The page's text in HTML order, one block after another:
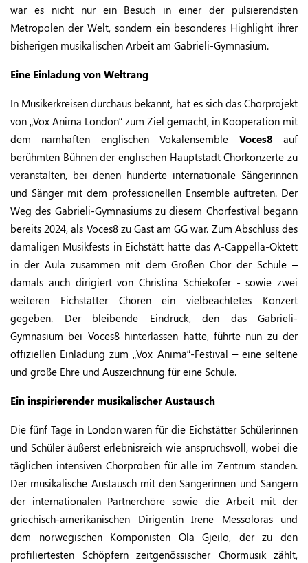
war es nicht nur ein Besuch in einer der pulsierendsten
Metropolen der Welt, sondern ein besonderes Highlight ihrer
bisherigen musikalischen Arbeit am Gabrieli-Gymnasium.
Eine Einladung von Weltrang
In Musikerkreisen durchaus bekannt, hat es sich das Chorprojekt
von „Vox Anima London“ zum Ziel gemacht, in Kooperation mit
dem namhaften englischen Vokalensemble Voces8 auf
berühmten Bühnen der englischen Hauptstadt Chorkonzerte zu
veranstalten, bei denen hunderte internationale Sängerinnen
und Sänger mit dem professionellen Ensemble auftreten. Der
Weg des Gabrieli-Gymnasiums zu diesem Chorfestival begann
bereits 2024, als Voces8 zu Gast am GG war. Zum Abschluss des
damaligen Musikfests in Eichstätt hatte das A-Cappella-Oktett
in der Aula zusammen mit dem Großen Chor der Schule –
damals auch dirigiert von Christina Schiekofer - sowie zwei
weiteren Eichstätter Chören ein vielbeachtetes Konzert
gegeben. Der bleibende Eindruck, den das Gabrieli-
Gymnasium bei Voces8 hinterlassen hatte, führte nun zu der
offiziellen Einladung zum „Vox Anima“-Festival – eine seltene
und große Ehre und Auszeichnung für eine Schule.
Ein inspirierender musikalischer Austausch
Die fünf Tage in London waren für die Eichstätter Schülerinnen
und Schüler äußerst erlebnisreich wie anspruchsvoll, wobei die
täglichen intensiven Chorproben für alle im Zentrum standen.
Der musikalische Austausch mit den Sängerinnen und Sängern
der internationalen Partnerchöre sowie die Arbeit mit der
griechisch-amerikanischen Dirigentin Irene Messoloras und
dem norwegischen Komponisten Ola Gjeilo, der zu den
profiliertesten Schöpfern zeitgenössischer Chormusik zählt,